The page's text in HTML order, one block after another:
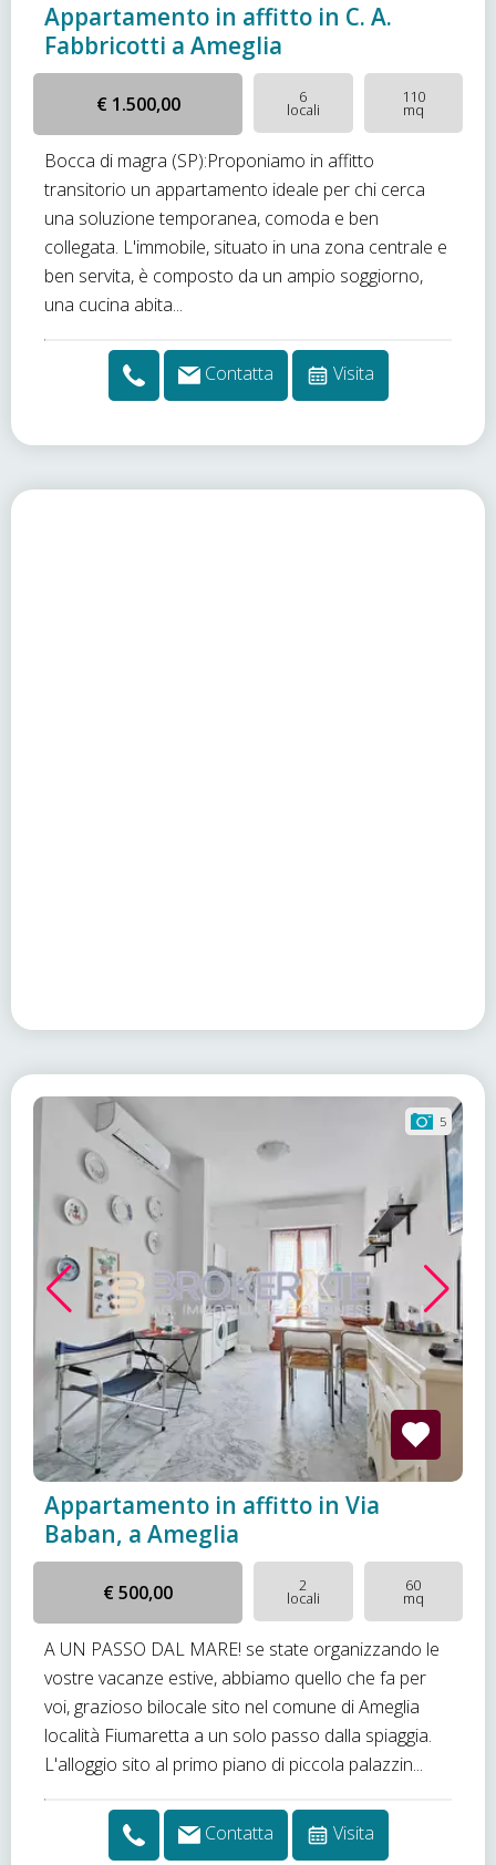
Appartamento in affitto in C. A.
Fabbricotti a Ameglia
€ 1.500,00 6
locali
110
mq
Bocca di magra (SP):Proponiamo in affitto
transitorio un appartamento ideale per chi cerca
una soluzione temporanea, comoda e ben
collegata. L'immobile, situato in una zona centrale e
ben servita, è composto da un ampio soggiorno,
una cucina abita...
Contatta Visita
5
Appartamento in affitto in Via
Baban, a Ameglia
€ 500,00 2
locali
60
mq
A UN PASSO DAL MARE! se state organizzando le
vostre vacanze estive, abbiamo quello che fa per
voi, grazioso bilocale sito nel comune di Ameglia
località Fiumaretta a un solo passo dalla spiaggia.
L'alloggio sito al primo piano di piccola palazzin...
Contatta Visita